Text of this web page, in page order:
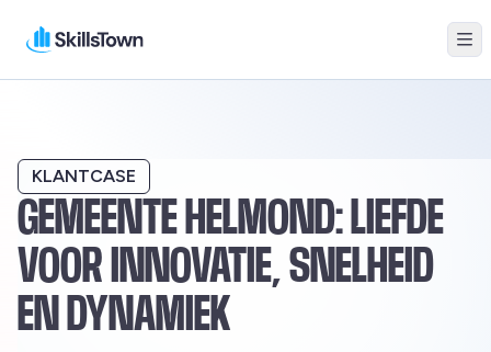
GEMEENTE HELMOND: LIEFDE
VOOR INNOVATIE, SNELHEID
EN DYNAMIEK
KLANTCASE